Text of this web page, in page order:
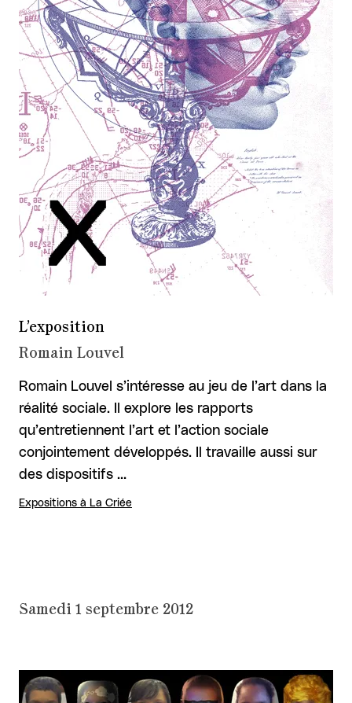
L’exposition
Romain Louvel
Romain Louvel s’intéresse au jeu de l’art dans la
réalité sociale. Il explore les rapports
qu’entretiennent l’art et l’action sociale
conjointement développés. Il travaille aussi sur
des dispositifs …
Expositions à La Criée
Samedi 1 septembre 2012